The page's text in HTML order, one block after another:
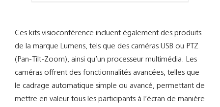
Ces kits visioconférence incluent également des produits
de la marque Lumens, tels que des caméras USB ou PTZ
(Pan-Tilt-Zoom), ainsi qu’un processeur multimédia. Les
caméras offrent des fonctionnalités avancées, telles que
le cadrage automatique simple ou avancé, permettant de
mettre en valeur tous les participants à l’écran de manière